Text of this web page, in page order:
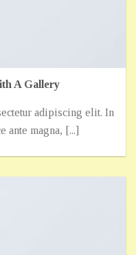
A Gallery
adipiscing elit. In
ante magna, [...]